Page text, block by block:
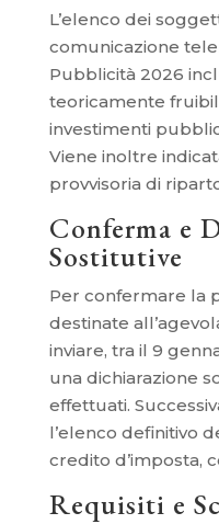
L’elenco dei
comunicazione
Pubblicità 2026
teoricamente
investimenti
Viene inoltre
provvisoria di
Conferma e
Sostitutive
Per confermare la
destinate
inviare, tra il 9
una dichiarazione
effettuati.
l’elenco definitivo
credito d’imposta,
Requisiti e